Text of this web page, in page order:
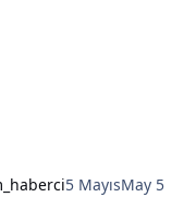
5 MayısMay 5